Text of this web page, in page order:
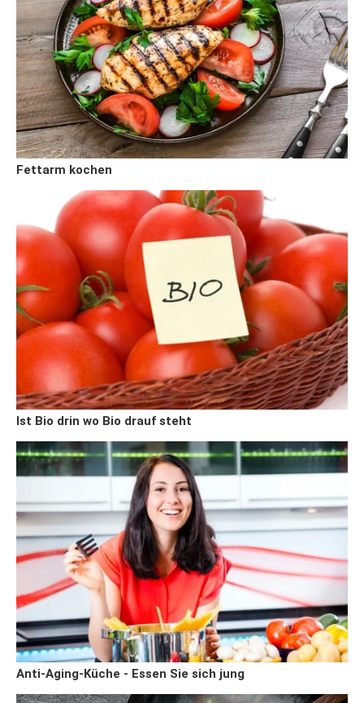
Fettarm kochen
Ist Bio drin wo Bio drauf steht
Anti-Aging-Küche - Essen Sie sich jung